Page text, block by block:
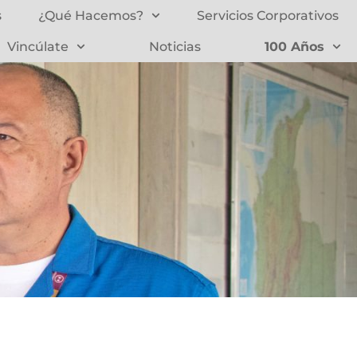
¿Qué Hacemos? Servicios Corporativos
Vincúlate Noticias 100 Años